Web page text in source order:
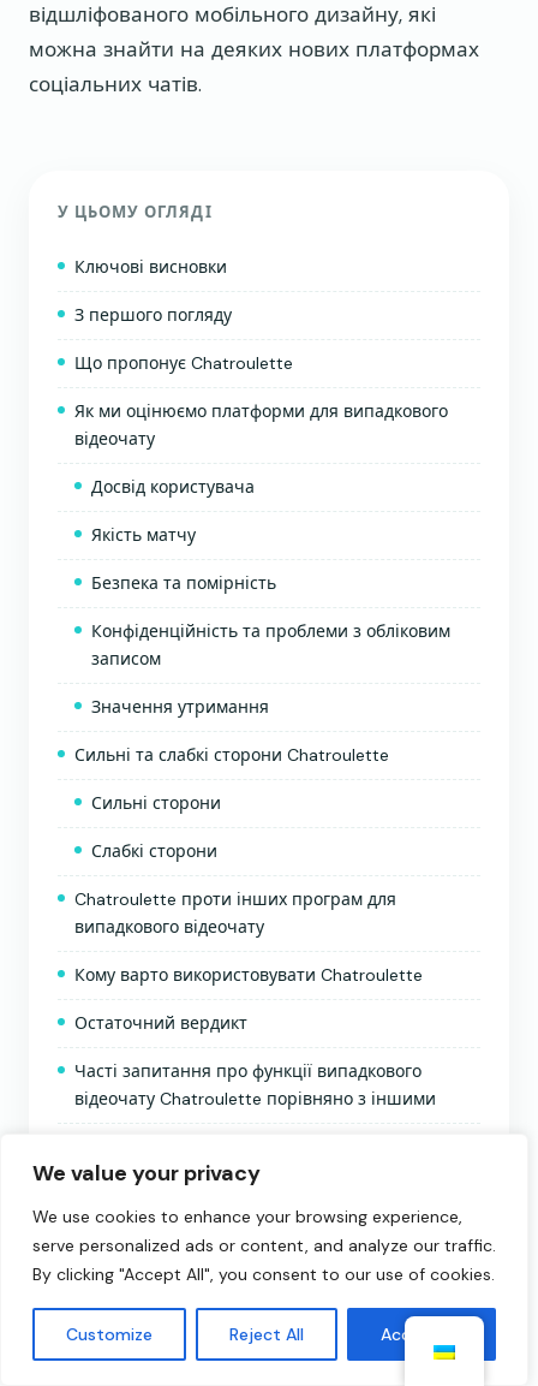
We value your privacy
We use cookies to enhance your browsing experience,
serve personalized ads or content, and analyze our traffic.
By clicking "Accept All", you consent to our use of cookies.
Customize Reject All Accept All
відшліфованого мобільного дизайну, які
можна знайти на деяких нових платформах
соціальних чатів.
У ЦЬОМУ ОГЛЯДІ
Ключові висновки
З першого погляду
Що пропонує Chatroulette
Як ми оцінюємо платформи для випадкового
відеочату
Досвід користувача
Якість матчу
Безпека та помірність
Конфіденційність та проблеми з обліковим
записом
Значення утримання
Сильні та слабкі сторони Chatroulette
Сильні сторони
Слабкі сторони
Chatroulette проти інших програм для
випадкового відеочату
Кому варто використовувати Chatroulette
Остаточний вердикт
Часті запитання про функції випадкового
відеочату Chatroulette порівняно з іншими
Chatroulette від інших платформ?
Як Chatroulette порівнюється з новішими
додатками для випадкового відеочату з точки
зору фільтрів та зіставлення?
Чи безпечний та добре модерований
Chatroulette порівняно з конкурентами?